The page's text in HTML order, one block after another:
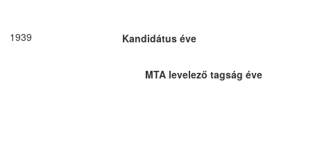
1939 Kandidátus éve
MTA levelező tagság éve